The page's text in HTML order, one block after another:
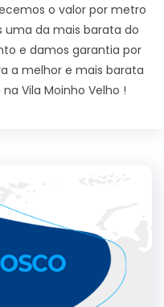
o valor por metro
uma da mais barata do
e damos garantia por
a melhor e mais barata
Vila Moinho Velho !